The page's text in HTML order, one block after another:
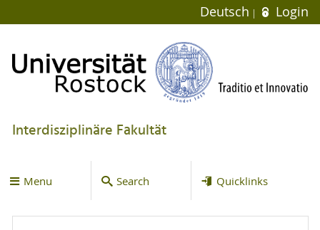
Deutsch Login
Interdisziplinäre Fakultät
Menu Search Quicklinks